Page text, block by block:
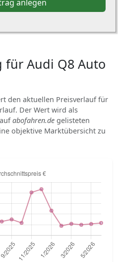
anlegen
für Audi Q8 Auto
den aktuellen Preisverlauf für
Der Wert wird als
abofahren.de gelisteten
objektive Marktübersicht zu